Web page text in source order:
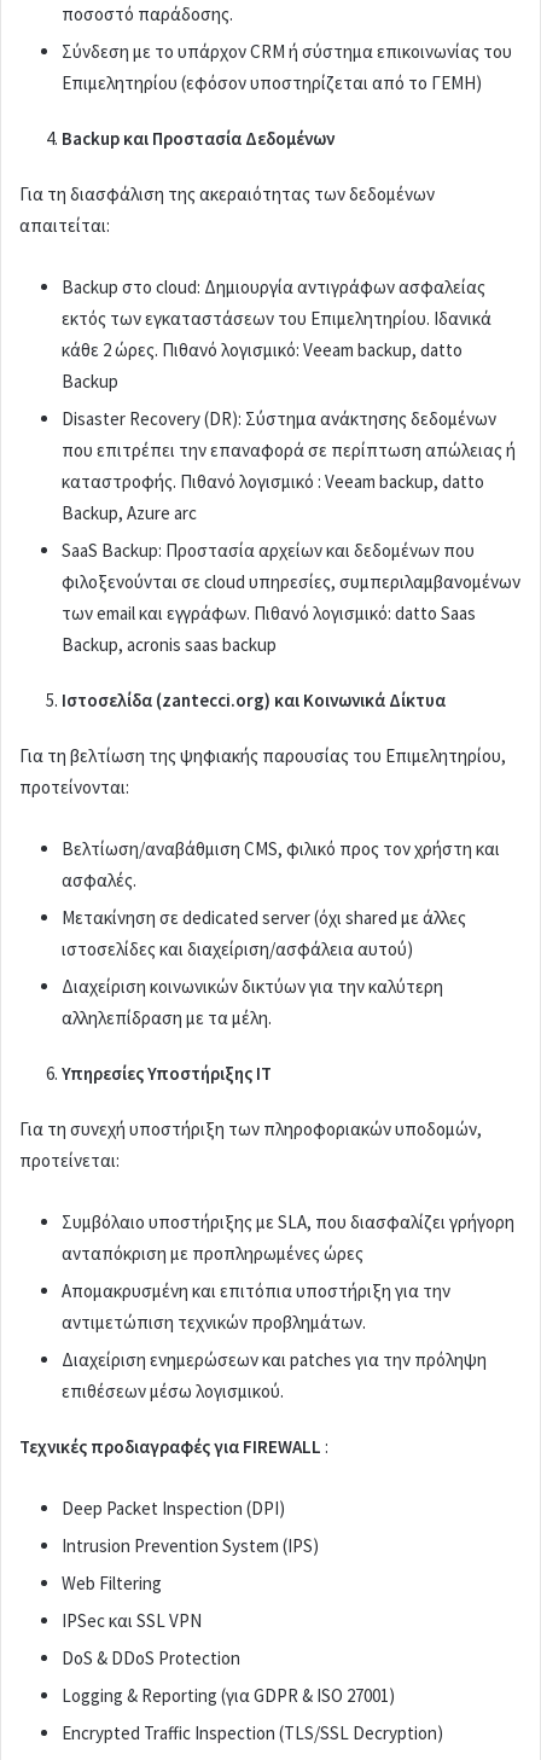
ποσοστό παράδοσης.
Σύνδεση με το υπάρχον CRM ή σύστημα επικοινωνίας του
Επιμελητηρίου (εφόσον υποστηρίζεται από το ΓΕΜΗ)
Backup και Προστασία Δεδομένων
Για τη διασφάλιση της ακεραιότητας των δεδομένων
απαιτείται:
Backup στο cloud: Δημιουργία αντιγράφων ασφαλείας
εκτός των εγκαταστάσεων του Επιμελητηρίου. Ιδανικά
κάθε 2 ώρες. Πιθανό λογισμικό: Veeam backup, datto
Backup
Disaster Recovery (DR): Σύστημα ανάκτησης δεδομένων
που επιτρέπει την επαναφορά σε περίπτωση απώλειας ή
καταστροφής. Πιθανό λογισμικό : Veeam backup, datto
Backup, Azure arc
SaaS Backup: Προστασία αρχείων και δεδομένων που
φιλοξενούνται σε cloud υπηρεσίες, συμπεριλαμβανομένων
των email και εγγράφων. Πιθανό λογισμικό: datto Saas
Backup, acronis saas backup
Ιστοσελίδα (zantecci.org) και Κοινωνικά Δίκτυα
Για τη βελτίωση της ψηφιακής παρουσίας του Επιμελητηρίου,
προτείνονται:
Βελτίωση/αναβάθμιση CMS, φιλικό προς τον χρήστη και
ασφαλές.
Μετακίνηση σε dedicated server (όχι shared με άλλες
ιστοσελίδες και διαχείριση/ασφάλεια αυτού)
Διαχείριση κοινωνικών δικτύων για την καλύτερη
αλληλεπίδραση με τα μέλη.
Υπηρεσίες Υποστήριξης IT
Για τη συνεχή υποστήριξη των πληροφοριακών υποδομών,
προτείνεται:
Συμβόλαιο υποστήριξης με SLA, που διασφαλίζει γρήγορη
ανταπόκριση με προπληρωμένες ώρες
Απομακρυσμένη και επιτόπια υποστήριξη για την
αντιμετώπιση τεχνικών προβλημάτων.
Διαχείριση ενημερώσεων και patches για την πρόληψη
επιθέσεων μέσω λογισμικού.
Τεχνικές προδιαγραφές για FIREWALL :
Deep Packet Inspection (DPI)
Intrusion Prevention System (IPS)
Web Filtering
IPSec και SSL VPN
DoS & DDoS Protection
Logging & Reporting (για GDPR & ISO 27001)
Encrypted Traffic Inspection (TLS/SSL Decryption)